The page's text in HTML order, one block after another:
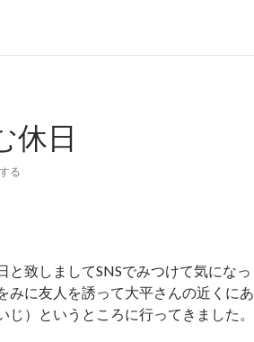
休日
る
と致しましてSNSでみつけて気になっ
みに友人を誘って大平さんの近くにあ
）というところに行ってきました。